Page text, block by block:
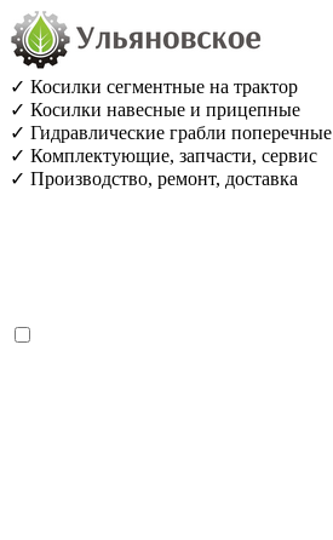
✓ Косилки сегментные на трактор
✓ Косилки навесные и прицепные
✓ Гидравлические грабли поперечные
✓ Комплектующие, запчасти, сервис
✓ Производство, ремонт, доставка